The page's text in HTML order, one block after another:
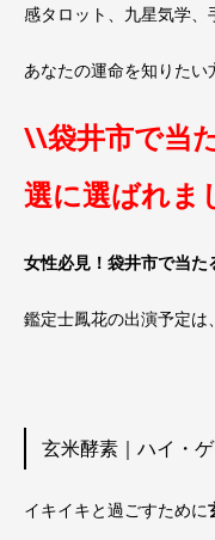
感タロット、九星気学、
あなたの運命を知りたい
\\袋井市で当
選に選ばれま
女性必見！袋井市で当
鑑定士鳳花の出演予定は、
玄米酵素｜ハイ・
イキイキと過ごすために